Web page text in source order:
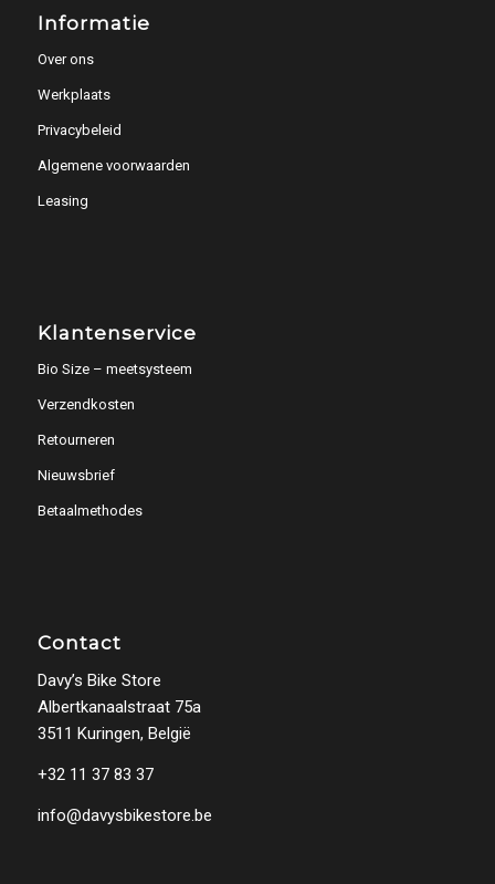
Informatie
Over ons
Werkplaats
Privacybeleid
Algemene voorwaarden
Leasing
Klantenservice
Bio Size – meetsysteem
Verzendkosten
Retourneren
Nieuwsbrief
Betaalmethodes
Contact
Davy’s Bike Store
Albertkanaalstraat 75a
3511 Kuringen, België
+32 11 37 83 37
info@davysbikestore.be